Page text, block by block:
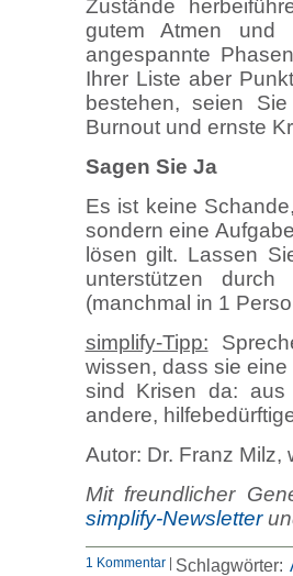
Zustände
gutem Atmen und
angespannte
Ihrer Liste aber
bestehen, seien
Burnout und ernste
Sagen Sie Ja
Es ist keine
sondern eine
lösen gilt. Lassen
unterstützen
(manchmal in 1
simplify-Tipp:
wissen, dass sie
sind Krisen da:
andere,
Autor: Dr. Franz Milz,
Mit freundlicher
simplify-Newsletter
1 Kommentar| Schlagwörter: